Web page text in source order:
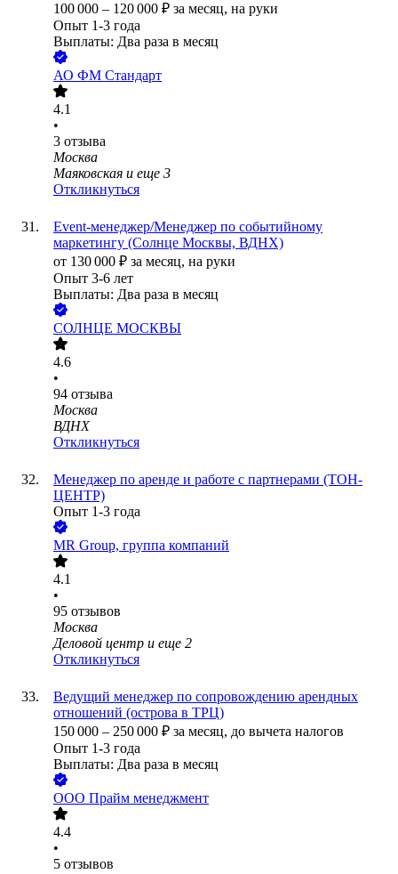
100 000 – 120 000 ₽ за месяц, на руки
Опыт 1-3 года
Выплаты: Два раза в месяц
АО ФМ Стандарт
4.1
•
3 отзыва
Москва
Маяковская и еще 3
Откликнуться
Event-менеджер/Менеджер по событийному
маркетингу (Cолнце Москвы, ВДНХ)
от 130 000 ₽ за месяц, на руки
Опыт 3-6 лет
Выплаты: Два раза в месяц
СОЛНЦЕ МОСКВЫ
4.6
•
94 отзыва
Москва
ВДНХ
Откликнуться
Менеджер по аренде и работе с партнерами (ТОН-
ЦЕНТР)
Опыт 1-3 года
MR Group, группа компаний
4.1
•
95 отзывов
Москва
Деловой центр и еще 2
Откликнуться
Ведущий менеджер по сопровождению арендных
отношений (острова в ТРЦ)
150 000 – 250 000 ₽ за месяц, до вычета налогов
Опыт 1-3 года
Выплаты: Два раза в месяц
ООО Прайм менеджмент
4.4
•
5 отзывов